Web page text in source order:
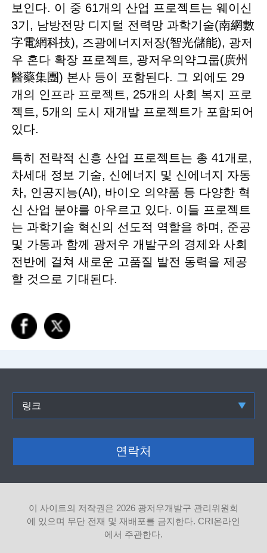
보인다. 이 중 61개의 산업 프로젝트는 웨이신
3기, 남방전망 디지털 전력망 과학기술(南網數
字電網科技), 즈광에너지저장(智光儲能), 광저
우 혼다 확장 프로젝트, 광저우의약그룹(廣州
醫藥集團) 본사 등이 포함된다. 그 외에도 29
개의 인프라 프로젝트, 25개의 사회 복지 프로
젝트, 5개의 도시 재개발 프로젝트가 포함되어
있다.
특히 전략적 신흥 산업 프로젝트는 총 41개로,
차세대 정보 기술, 신에너지 및 신에너지 자동
차, 인공지능(AI), 바이오 의약품 등 다양한 혁
신 산업 분야를 아우르고 있다. 이들 프로젝트
는 과학기술 혁신의 선도적 역할을 하며, 준공
및 가동과 함께 광저우 개발구의 경제와 사회
전반에 걸쳐 새로운 고품질 발전 동력을 제공
할 것으로 기대된다.
링크
연락처
이 사이트의 저작권은 2026 광저우개발구 관리위원회
에 있으며 무단 전재 및 재배포를 금지한다. CRI온라인
에서 주관한다.